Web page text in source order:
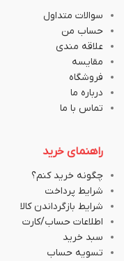
سوالات متداول
حساب من
علاقه مندی
مقایسه
فروشگاه
درباره ما
تماس با ما
راهنمای خرید
چگونه خرید کنم؟
شرایط پرداخت
شرایط بازگرداندن کالا
اطلاعات حساب/کارت
سبد خرید
تسویه حساب